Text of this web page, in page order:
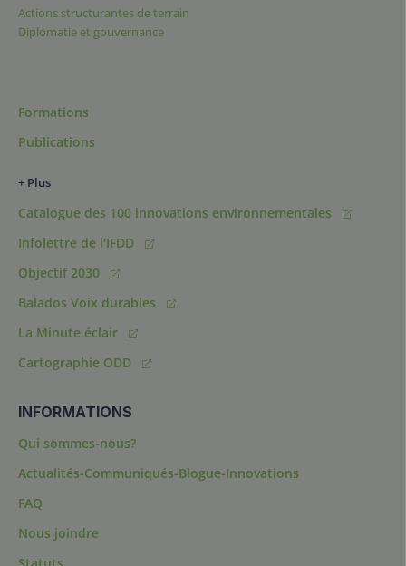
Actions structurantes de terrain
Diplomatie et gouvernance
Formations
Publications
+ Plus
Catalogue des 100 innovations environnementales
Infolettre de l'IFDD
Objectif 2030
Balados Voix durables
La Minute éclair
Cartographie ODD
INFORMATIONS
Qui sommes-nous?
Actualités-Communiqués-Blogue-Innovations
FAQ
Nous joindre